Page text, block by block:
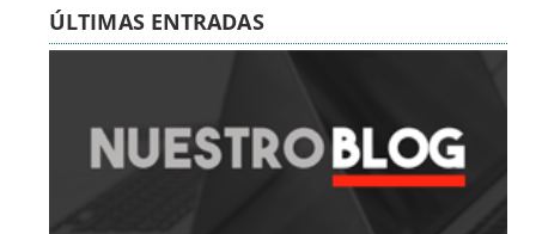
ÚLTIMAS ENTRADAS